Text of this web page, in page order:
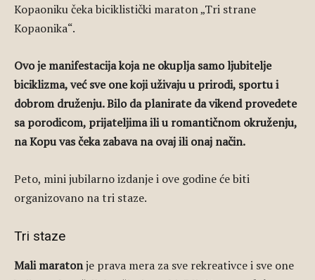
Kopaoniku čeka biciklistički maraton „Tri strane
Kopaonika“.
Ovo je manifestacija koja ne okuplja samo ljubitelje
biciklizma, već sve one koji uživaju u prirodi, sportu i
dobrom druženju. Bilo da planirate da vikend provedete
sa porodicom, prijateljima ili u romantičnom okruženju,
na Kopu vas čeka zabava na ovaj ili onaj način.
Peto, mini jubilarno izdanje i ove godine će biti
organizovano na tri staze.
Tri staze
Mali maratonje prava mera za sve rekreativce i sve one